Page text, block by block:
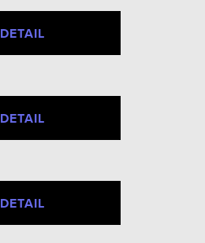
DETAIL
DETAIL
DETAIL